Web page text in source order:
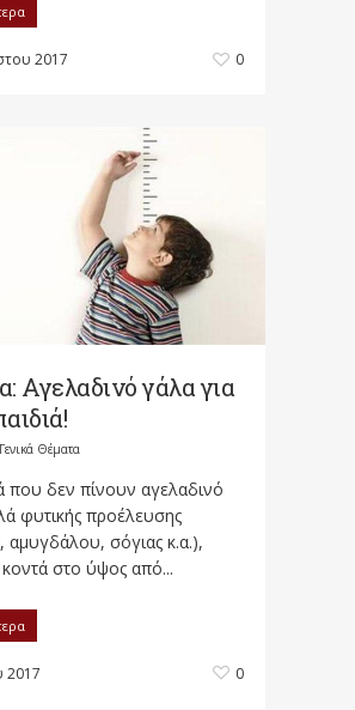
2017 0
Αγελαδινό γάλα για
Γενικά Θέματα
που δεν πίνουν αγελαδινό
φυτικής προέλευσης
αμυγδάλου, σόγιας κ.α.),
κοντά στο ύψος από...
2017 0